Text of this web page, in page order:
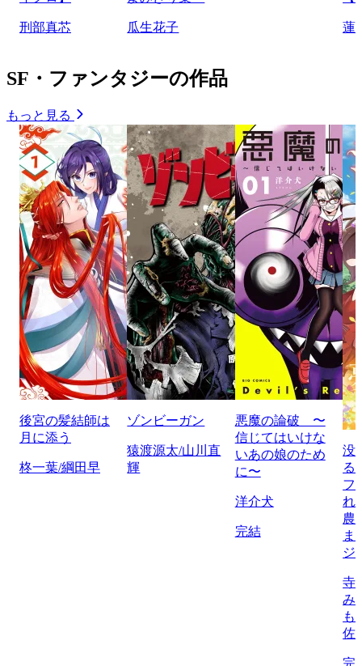
刑部真芯 瓜生花子 蓮
SF・ファンタジーの作品
もっと見る
後宮の髪結師は
月に添う
柊一葉/綱田早
ゾンビーガン
猿渡源太/山川直
輝
悪魔の論破 〜
信じてはいけな
いあの娘のため
に〜
洋介犬
完結
没
る
フ
れ
農
ま
ジ
寺
み
も
佐